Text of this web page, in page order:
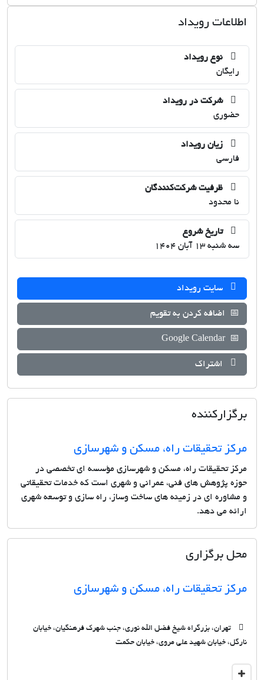
اطلاعات رویداد
نوع رویداد
رایگان
شرکت در رویداد
حضوری
زیان رویداد
فارسی
ظرفیت شرکت‌کنندگان
نا محدود
تاریخ شروع
سه شنبه 13 آبان 1404
سایت رویداد
📅 اضافه کردن به تقویم
📅
Google Calendar
اشتراک
برگزارکننده
مرکز تحقیقات راه، مسکن و شهرسازی
مرکز تحقیقات راه، مسکن و شهرسازی مؤسسه ای تخصصی در
حوزه پژوهش های فنی، عمرانی و شهری است که خدمات تحقیقاتی
و مشاوره ای در زمینه های ساخت وساز، راه سازی و توسعه شهری
ارائه می دهد.
محل برگزاری
مرکز تحقیقات راه، مسکن و شهرسازی
تهران، بزرگراه شیخ فضل الله نوری، جنب شهرک فرهنگیان، خیابان
نارگل، خیابان شهید علی مروی، خیابان حکمت